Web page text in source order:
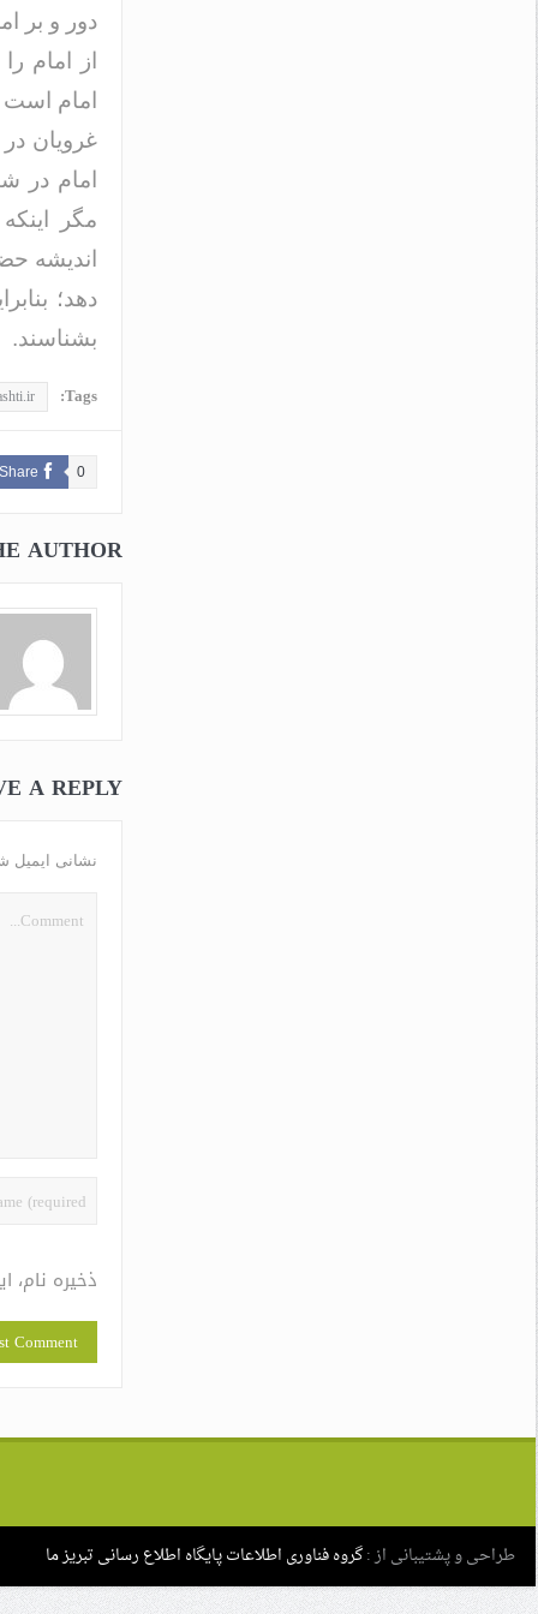
دور و بر
از امام
امام
غرویان
امام در
مگر
اندیشه
دهد؛
بشناسند.
Tags:
Share 0
AUTHOR
A REPLY
نشانی ایمیل
ذخیره
طراحی و پشتیبانی از :گروه فناوری اطلاعات پایگاه اطلاع رسانی تبریز ما